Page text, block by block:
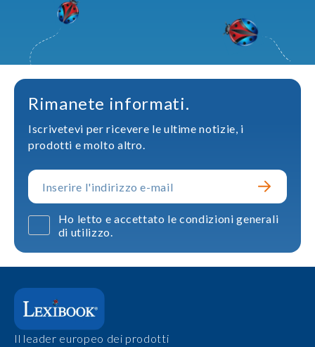
Rimanete informati.
Iscrivetevi per ricevere le ultime notizie, i
prodotti e molto altro.
Ho letto e accettato le condizioni generali
di utilizzo.
Il leader europeo dei prodotti